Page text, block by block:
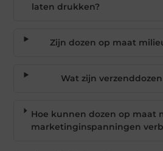
laten drukken?
Zijn dozen op maat
Wat zijn
Hoe kunnen dozen op maat
marketinginspanningen